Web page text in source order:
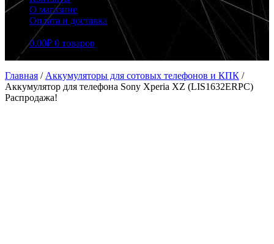
О магазине
Оплата и доставка
0.00₽ 0 товаров
Главная / Аккумуляторы для сотовых телефонов и КПК /
Аккумулятор для телефона Sony Xperia XZ (LIS1632ERPC)
Распродажа!